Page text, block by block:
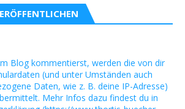
Blog kommentierst, werden die von dir
(und unter Umständen auch
Daten, wie z. B. deine IP-Adresse)
Mehr Infos dazu findest du in